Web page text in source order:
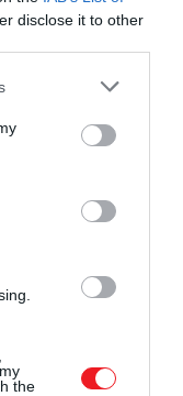
disclose it to other
or more Google
You may click to
party tags to
in below Google
the
mozijaiban.